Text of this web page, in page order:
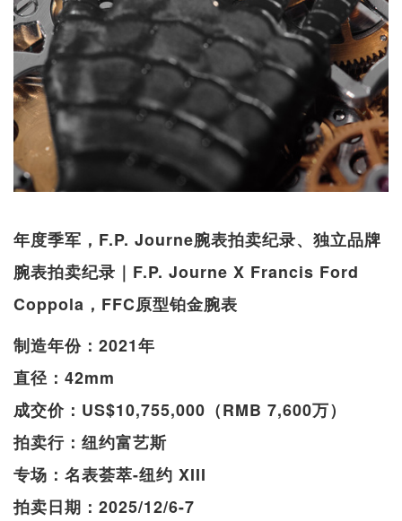
年度季军，F.P. Journe腕表拍卖纪录、独立品牌
腕表拍卖纪录｜F.P. Journe X Francis Ford
Coppola，FFC原型铂金腕表
制造年份：2021年
直径：42mm
成交价：US$10,755,000（RMB 7,600万）
拍卖行：纽约富艺斯
专场：名表荟萃-纽约 XIII
拍卖日期：2025/12/6-7